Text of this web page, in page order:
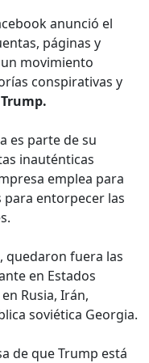
anunció el
páginas y
movimiento
conspirativas y
es parte de su
inauténticas
emplea para
para entorpecer las
quedaron fuera las
en Estados
Rusia, Irán,
soviética Georgia.
de que Trump está